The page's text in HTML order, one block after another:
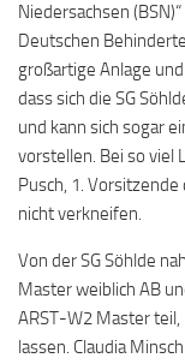
Niedersachsen
Deutschen
großartige Anlage
dass sich die SG
und kann sich sogar
vorstellen. Bei so viel
Pusch, 1.
nicht verkneifen.
Von der SG Söhlde
Master weiblich AB
ARST-W2 Master
lassen. Claudia